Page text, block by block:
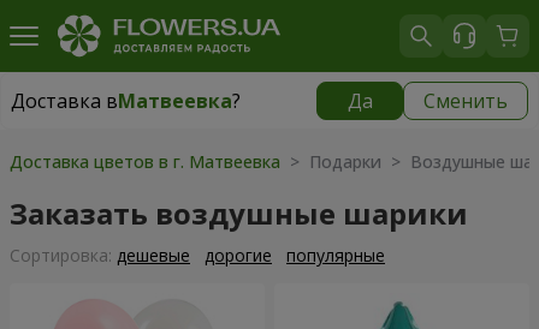
Доставка вМатвеевка? Да Сменить
Доставка вМатвеевка|
Доставка цветов в г. Матвеевка > Подарки > Воздушные
Заказать воздушные шарики
Cортировка: дешевые дорогие популярные